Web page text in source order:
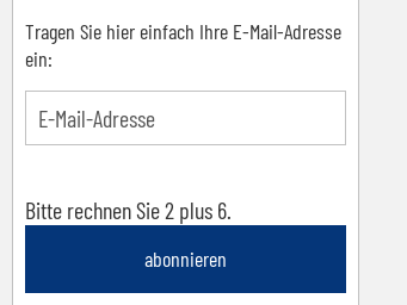
Tragen Sie hier einfach Ihre E-Mail-Adresse
ein:
Bitte rechnen Sie 2 plus 6.
abonnieren